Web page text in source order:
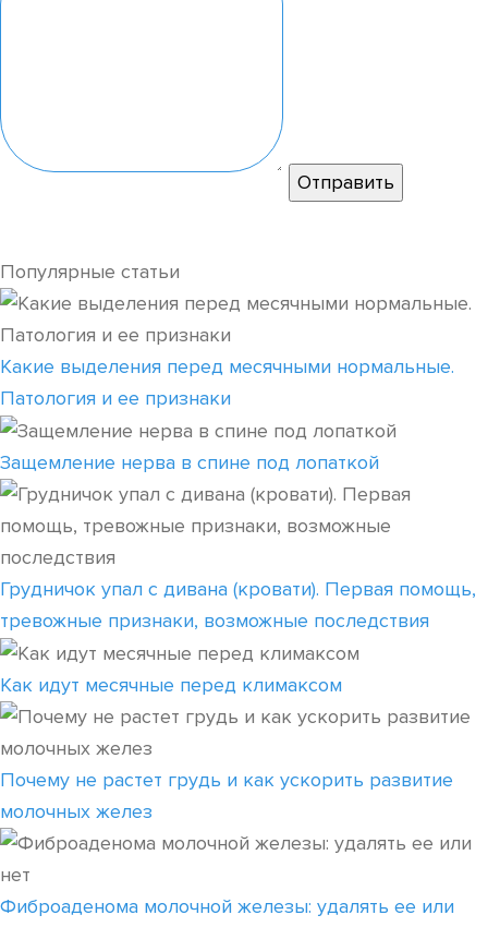
Популярные статьи
Какие выделения перед месячными нормальные.
Патология и ее признаки
Защемление нерва в спине под лопаткой
Грудничок упал с дивана (кровати). Первая помощь,
тревожные признаки, возможные последствия
Как идут месячные перед климаксом
Почему не растет грудь и как ускорить развитие
молочных желез
Фиброаденома молочной железы: удалять ее или